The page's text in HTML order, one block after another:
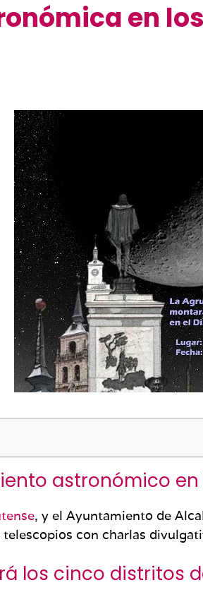
en
astronómico
, y el Ayuntamiento de
con charlas
los cinco distritos